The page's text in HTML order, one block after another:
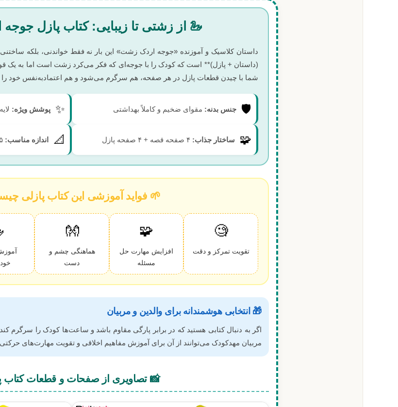
🦢 از زشتی تا زیبایی: کتاب پازل
داستان کلاسیک و آموزنده «جوجه اردک زشت» این بار نه فقط خواندنی، بلکه
(داستان + پازل)** است که کودک را با جوجه‌ای که فکر می‌کرد زشت است اما به یک
شما با چیدن قطعات پازل در هر صفحه، هم سرگرم می‌شود و هم اعتمادبه‌نفس خود را با
🛡️ جنس بدنه: مقوای ضخیم و کاملاً بهداشتی ✨ پوشش ویژه:
🧩 ساختار جذاب: 📐 اندازه مناسب:
🌱 فواید آموزشی این کتاب پازلی
🧐
تقویت تمرکز و دقت
🧩
افزایش مهارت حل
مسئله
👐
هماهنگی چشم و
دست
🎁 انتخابی هوشمندانه برای والدین و مربیان
اگر به دنبال کتابی هستید که در برابر پارگی مقاوم باشد و ساعت‌ها کودک را سرگرم
مربیان مهدکودک می‌توانند از آن برای آموزش مفاهیم اخلاقی و تقویت مهارت‌های
📸 تصاویری از صفحات و قطعات کتاب